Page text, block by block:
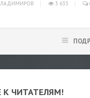
3 633
К ЧИТАТЕЛЯМ!